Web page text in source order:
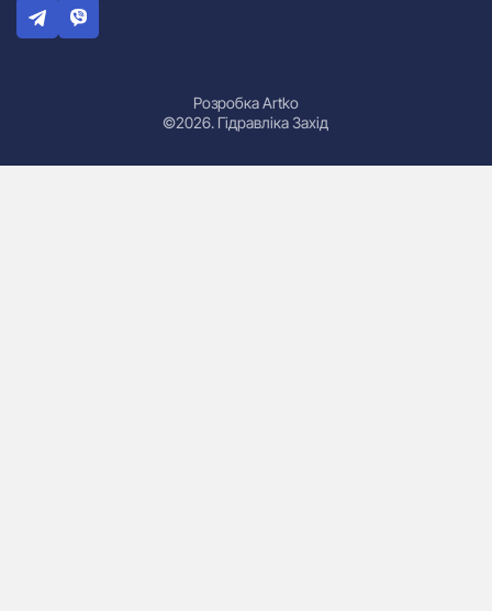
©2026. Гідравліка Захід
Розробка Artko